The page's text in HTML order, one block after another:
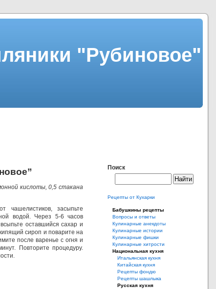
"Рубиновое"
кислоты, 0,5 стакана
чашелистиков, засыпьте
водой. Через 5-6 часов
оставшийся сахар и
сироп и поварите на
после варенье с огня и
Повторите процедуру.
Поиск
Рецепты от Кухарки
Бабушкины рецепты
Вопросы и ответы
Кулинарные анекдоты
Кулинарные истории
Кулинарные фишки
Кулинарные хитрости
Национальная кухня
Итальянская кухня
Китайская кухня
Рецепты фондю
Рецепты шашлыка
Русская кухня